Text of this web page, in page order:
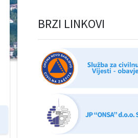
BRZI LINKOVI